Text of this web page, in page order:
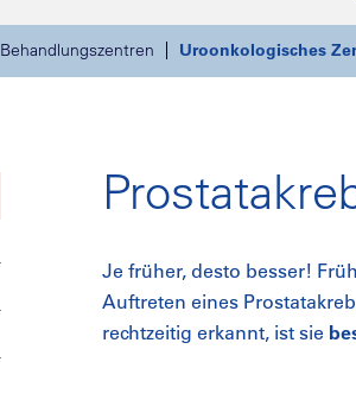
Behandlungszentren Uroonkologisches
Je früher, desto besser!
Auftreten eines
rechtzeitig erkannt, ist sie